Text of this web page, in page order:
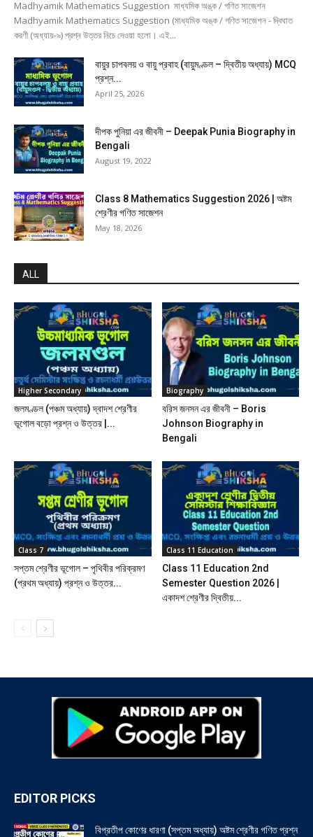
Madhyamik Mathematics Suggestion মাধ্যমিক অঙ্ক / গণিত সাজেশন
Madhyamik Mathematics Suggestion (মাধ্যমিক অঙ্ক / গণিত সাজেশন - দ্বিঘাত
করণী (অধ্যায়-৯) প্রশ্ন উত্তর নিচে দেওয়া হলো। এই...
বায়ুর চাপবলয় ও বায়ু প্রবাহ (বায়ুমণ্ডল – দ্বিতীয় অধ্যায়) MCQ
প্রশ্ন...
April 25, 2026
দীপক পুনিয়া এর জীবনী – Deepak Punia Biography in
Bengali
August 19, 2022
Class 8 Mathematics Suggestion 2026 | অষ্টম
শ্রেণীর গণিত সাজেশন
May 18, 2026
ALL
Higher Secondary
জলমণ্ডল (পঞ্চম অধ্যায়) দ্বাদশ শ্রেণীর
ভূগোল বড়ো প্রশ্ন ও উত্তর |...
Biography
বরিস জনসন এর জীবনী – Boris
Johnson Biography in
Bengali
Class 7
সপ্তম শ্রেণীর ভূগোল – পৃথিবীর পরিক্রমণ
(প্রথম অধ্যায়) প্রশ্ন ও উত্তর...
Class 11 Education
Class 11 Education 2nd
Semester Question 2026 |
একাদশ শ্রেণীর দ্বিতীয়...
EDITOR PICKS
বিপ্রতীপ কোণের ধারণা (সপ্তম অধ্যায়) অষ্টম শ্রেণীর গণিত প্রশ্ন